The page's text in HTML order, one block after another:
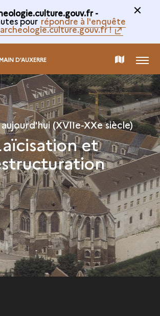
-
pour répondre à l'enquête
!
D'AUXERRE CARTE
DE
LA
COLLECTION
MENU
(XVIIe-XXe siècle)
et